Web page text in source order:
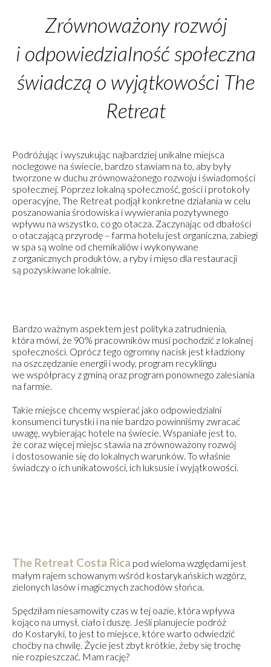
Zrównoważony rozwój
i odpowiedzialność społeczna
świadczą o wyjątkowości The
Retreat
Podróżując i wyszukując najbardziej unikalne miejsca
noclegowe na świecie, bardzo stawiam na to, aby były
tworzone w duchu zrównoważonego rozwoju i świadomości
społecznej. Poprzez lokalną społeczność, gości i protokoły
operacyjne, The Retreat podjął konkretne działania w celu
poszanowania środowiska i wywierania pozytywnego
wpływu na wszystko, co go otacza. Zaczynając od dbałości
o otaczającą przyrodę – farma hotelu jest organiczna, zabiegi
w spa są wolne od chemikaliów i wykonywane
z organicznych produktów, a ryby i mięso dla restauracji
są pozyskiwane lokalnie.
Bardzo ważnym aspektem jest polityka zatrudnienia,
która mówi, że 90% pracowników musi pochodzić z lokalnej
społeczności. Oprócz tego ogromny nacisk jest kładziony
na oszczędzanie energii i wody, program recyklingu
we współpracy z gminą oraz program ponownego zalesiania
na farmie.
Takie miejsce chcemy wspierać jako odpowiedzialni
konsumenci turystki i na nie bardzo powinniśmy zwracać
uwagę, wybierając hotele na świecie. Wspaniałe jest to,
że coraz więcej miejsc stawia na zrównoważony rozwój
i dostosowanie się do lokalnych warunków. To właśnie
świadczy o ich unikatowości, ich luksusie i wyjątkowości.
The Retreat Costa Rica pod wieloma względami jest
małym rajem schowanym wśród kostarykańskich wzgórz,
zielonych lasów i magicznych zachodów słońca.
Spędziłam niesamowity czas w tej oazie, która wpływa
kojąco na umysł, ciało i duszę. Jeśli planujecie podróż
do Kostaryki, to jest to miejsce, które warto odwiedzić
choćby na chwilę. Życie jest zbyt krótkie, żeby się trochę
nie rozpieszczać. Mam rację?